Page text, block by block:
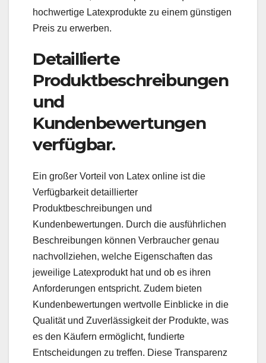
hochwertige Latexprodukte zu einem günstigen
Preis zu erwerben.
Detaillierte
Produktbeschreibungen
und
Kundenbewertungen
verfügbar.
Ein großer Vorteil von Latex online ist die
Verfügbarkeit detaillierter
Produktbeschreibungen und
Kundenbewertungen. Durch die ausführlichen
Beschreibungen können Verbraucher genau
nachvollziehen, welche Eigenschaften das
jeweilige Latexprodukt hat und ob es ihren
Anforderungen entspricht. Zudem bieten
Kundenbewertungen wertvolle Einblicke in die
Qualität und Zuverlässigkeit der Produkte, was
es den Käufern ermöglicht, fundierte
Entscheidungen zu treffen. Diese Transparenz